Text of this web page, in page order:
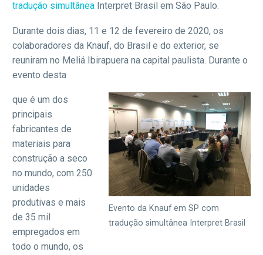
tradução simultânea Interpret Brasil em São Paulo.
Durante dois dias, 11 e 12 de fevereiro de 2020, os
colaboradores da Knauf, do Brasil e do exterior, se
reuniram no Meliá Ibirapuera na capital paulista. Durante o
evento desta
Evento da Knauf em SP com
tradução simultânea Interpret Brasil
que é um dos
principais
fabricantes de
materiais para
construção a seco
no mundo, com 250
unidades
produtivas e mais
de 35 mil
empregados em
todo o mundo, os